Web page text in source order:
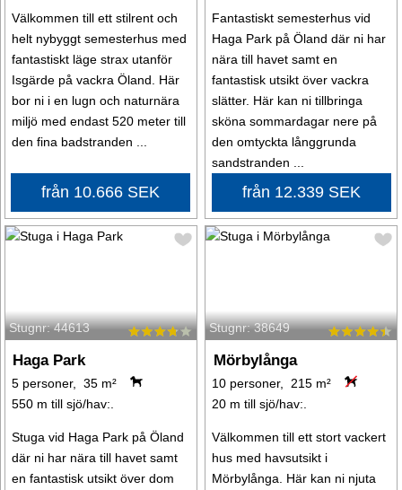
Välkommen till ett stilrent och
helt nybyggt semesterhus med
fantastiskt läge strax utanför
Isgärde på vackra Öland. Här
bor ni i en lugn och naturnära
miljö med endast 520 meter till
den fina badstranden ...
från 10.666 SEK
Fantastiskt semesterhus vid
Haga Park på Öland där ni har
nära till havet samt en
fantastisk utsikt över vackra
slätter. Här kan ni tillbringa
sköna sommardagar nere på
den omtyckta långgrunda
sandstranden ...
från 12.339 SEK
Stugnr: 44613
Haga Park
5 personer, 35 m²
550 m till sjö/hav:.
Stuga vid Haga Park på Öland
där ni har nära till havet samt
en fantastisk utsikt över dom
Stugnr: 38649
Mörbylånga
10 personer, 215 m²
20 m till sjö/hav:.
Välkommen till ett stort vackert
hus med havsutsikt i
Mörbylånga. Här kan ni njuta